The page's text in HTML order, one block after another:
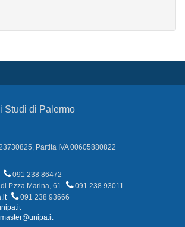
Studi di Palermo
Partita IVA 00605880822
091 238 86472
P.zza Marina, 61
091 238 93011
091 238 93666